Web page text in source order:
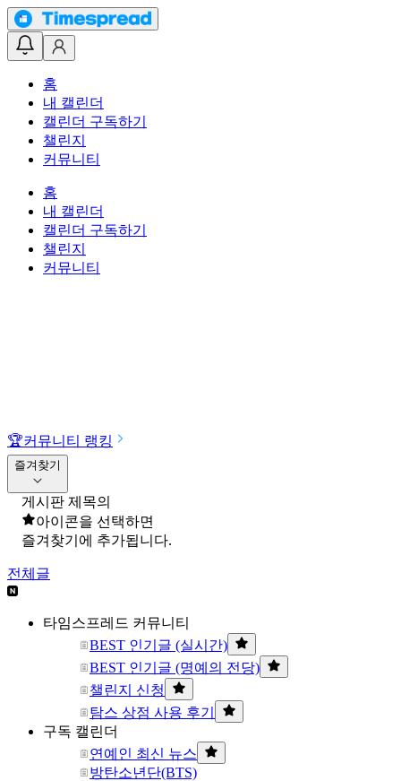
홈
내 캘린더
캘린더 구독하기
챌린지
커뮤니티
홈
내 캘린더
캘린더 구독하기
챌린지
커뮤니티
🏆커뮤니티 랭킹
즐겨찾기
게시판 제목의
아이콘을 선택하면
즐겨찾기에 추가됩니다.
전체글
타임스프레드 커뮤니티
BEST 인기글 (실시간)
BEST 인기글 (명예의 전당)
챌린지 신청
탐스 상점 사용 후기
구독 캘린더
연예인 최신 뉴스
방탄소년단(BTS)